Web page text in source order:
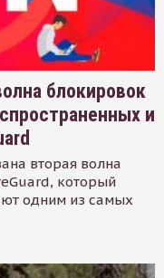
блокировок
и
вторая волна
который
одним из самых